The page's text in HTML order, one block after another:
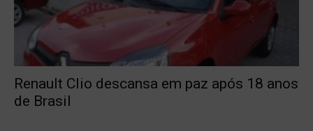
Renault Clio descansa em paz após 18 anos
de Brasil